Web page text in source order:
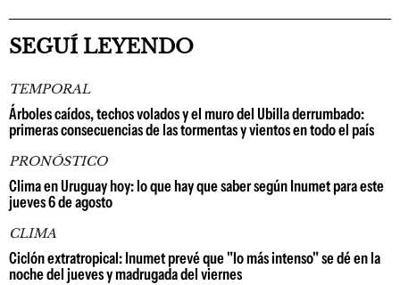
SEGUÍ LEYENDO
TEMPORAL
Árboles caídos, techos volados y el muro del Ubilla derrumbado:
primeras consecuencias de las tormentas y vientos en todo el país
PRONÓSTICO
Clima en Uruguay hoy: lo que hay que saber según Inumet para este
jueves 6 de agosto
CLIMA
Ciclón extratropical: Inumet prevé que "lo más intenso" se dé en la
noche del jueves y madrugada del viernes